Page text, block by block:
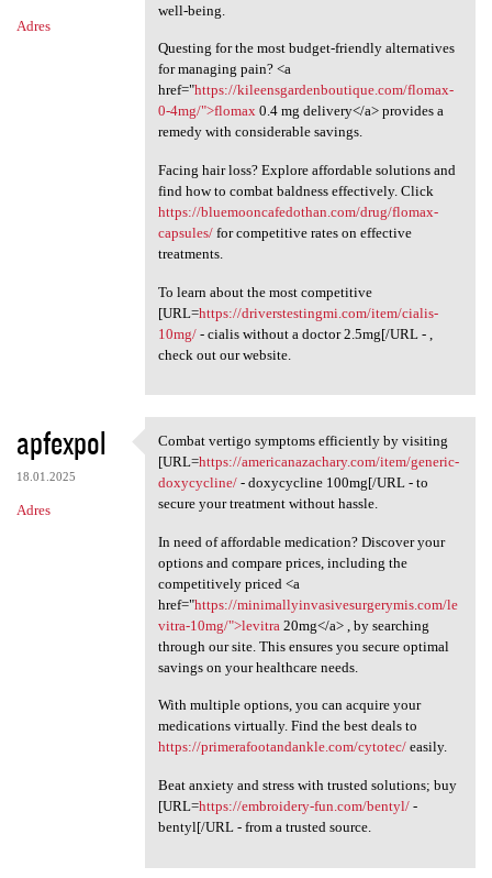
Adres
well-being.
Questing for the most budget-friendly alternatives
for managing pain? <a
href="https://kileensgardenboutique.com/flomax-
0-4mg/">flomax0.4 mg delivery</a> provides a
remedy with considerable savings.
Facing hair loss? Explore affordable solutions and
find how to combat baldness effectively. Click
https://bluemooncafedothan.com/drug/flomax-
capsules/for competitive rates on effective
treatments.
To learn about the most competitive
[URL=https://driverstestingmi.com/item/cialis-
10mg/- cialis without a doctor 2.5mg[/URL - ,
check out our website.
apfexpol
18.01.2025
Adres
Combat vertigo symptoms
Combat vertigo symptoms efficiently by visiting
[URL=https://americanazachary.com/item/generic-
doxycycline/- doxycycline 100mg[/URL - to
secure your treatment without hassle.
In need of affordable medication? Discover your
options and compare prices, including the
competitively priced <a
href="https://minimallyinvasivesurgerymis.com/le
vitra-10mg/">levitra 20mg</a> , by searching
through our site. This ensures you secure optimal
savings on your healthcare needs.
With multiple options, you can acquire your
medications virtually. Find the best deals to
https://primerafootandankle.com/cytotec/easily.
Beat anxiety and stress with trusted solutions; buy
[URL=https://embroidery-fun.com/bentyl/-
bentyl[/URL - from a trusted source.